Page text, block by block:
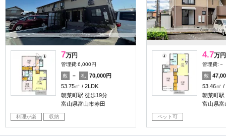
7万円
管理費:6,000円
敷 － 礼
70,000円
53.75㎡
2LDK
朝菜町駅 徒歩19分
富山県富山市赤田
料理が楽 収納
4.7万円
管理費:－
敷
53.46㎡
朝菜町駅
富山県富
ペット可